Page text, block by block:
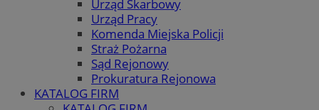
Urząd Skarbowy
Urząd Pracy
Komenda Miejska Policji
Straż Pożarna
Sąd Rejonowy
Prokuratura Rejonowa
KATALOG FIRM